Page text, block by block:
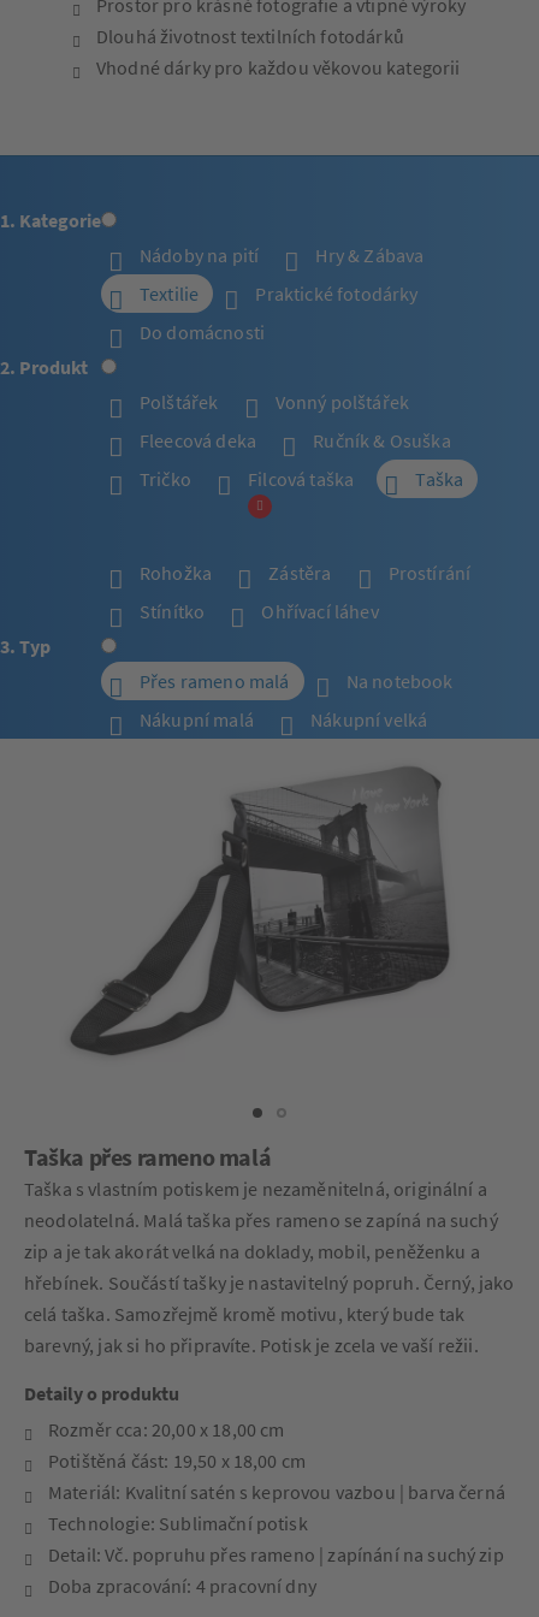
Dlouhá životnost textilních fotodárků
Vhodné dárky pro každou věkovou kategorii
1. Kategorie
Nádoby na pití
Hry & Zábava
Textilie
Praktické fotodárky
Do domácnosti
2. Produkt
Polštářek
Vonný polštářek
Fleecová deka
Ručník & Osuška
Tričko
Filcová taška Taška
Rohožka Zástěra
Prostírání
Stínítko
Ohřívací láhev
3. Typ
Přes rameno malá
Na notebook
Nákupní malá
Nákupní velká
Taška přes rameno malá
Taška s vlastním potiskem je nezaměnitelná, originální a
neodolatelná. Malá taška přes rameno se zapíná na suchý
zip a je tak akorát velká na doklady, mobil, peněženku a
hřebínek. Součástí tašky je nastavitelný popruh. Černý, jako
celá taška. Samozřejmě kromě motivu, který bude tak
barevný, jak si ho připravíte. Potisk je zcela ve vaší režii.
Detaily o produktu
Rozměr cca: 20,00 x 18,00 cm
Potištěná část: 19,50 x 18,00 cm
Materiál: Kvalitní satén s keprovou vazbou | barva černá
Technologie: Sublimační potisk
Detail: Vč. popruhu přes rameno | zapínání na suchý zip
Doba zpracování: 4 pracovní dny